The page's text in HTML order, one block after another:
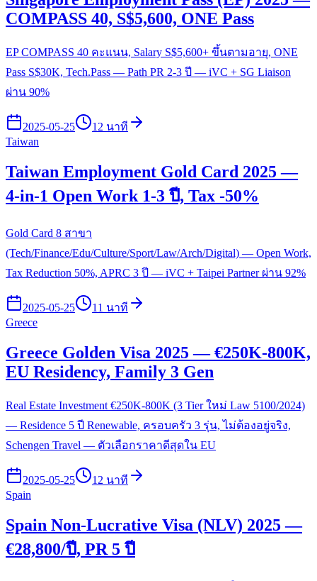
COMPASS 40, S$5,600, ONE Pass
EP COMPASS 40 คะแนน, Salary S$5,600+ ขึ้นตามอายุ, ONE
Pass S$30K, Tech.Pass — Path PR 2-3 ปี — iVC + SG Liaison
ผ่าน 90%
2025-05-25
12 นาที
Taiwan
Taiwan Employment Gold Card 2025 —
4-in-1 Open Work 1-3 ปี, Tax -50%
Gold Card 8 สาขา
(Tech/Finance/Edu/Culture/Sport/Law/Arch/Digital) — Open Work,
Tax Reduction 50%, APRC 3 ปี — iVC + Taipei Partner ผ่าน 92%
2025-05-25
11 นาที
Greece
Greece Golden Visa 2025 — €250K-800K,
EU Residency, Family 3 Gen
Real Estate Investment €250K-800K (3 Tier ใหม่ Law 5100/2024)
— Residence 5 ปี Renewable, ครอบครัว 3 รุ่น, ไม่ต้องอยู่จริง,
Schengen Travel — ตัวเลือกราคาดีสุดใน EU
2025-05-25
12 นาที
Spain
Spain Non-Lucrative Visa (NLV) 2025 —
€28,800/ปี, PR 5 ปี